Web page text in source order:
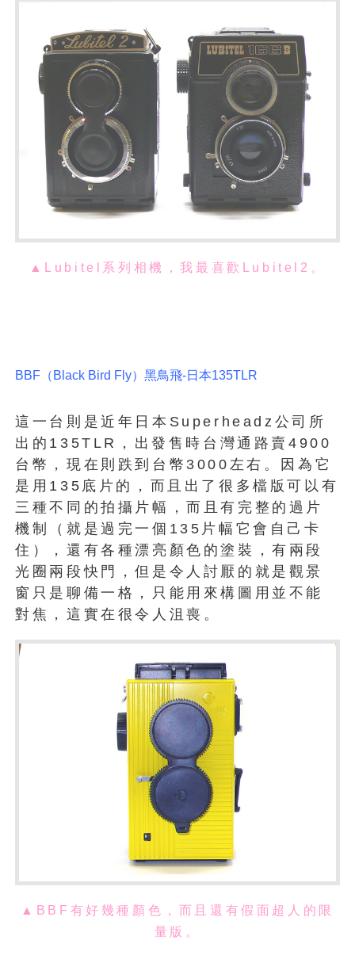
▲Lubitel系列相機，我最喜歡Lubitel2 。
BBF（Black Bird Fly）黑鳥飛-日本135TLR
這一台則是近年日本Superheadz公司所
出的135TLR，出發售時台灣通路賣4900
台幣，現在則跌到台幣3000左右。因為它
是用135底片的，而且出了很多檔版可以有
三種不同的拍攝片幅，而且有完整的過片
機制（就是過完一個135片幅它會自己卡
住），還有各種漂亮顏色的塗裝，有兩段
光圈兩段快門，但是令人討厭的就是觀景
窗只是聊備一格，只能用來構圖用並不能
對焦，這實在很令人沮喪。
▲BBF有好幾種顏色，而且還有假面超人的限
量版 。